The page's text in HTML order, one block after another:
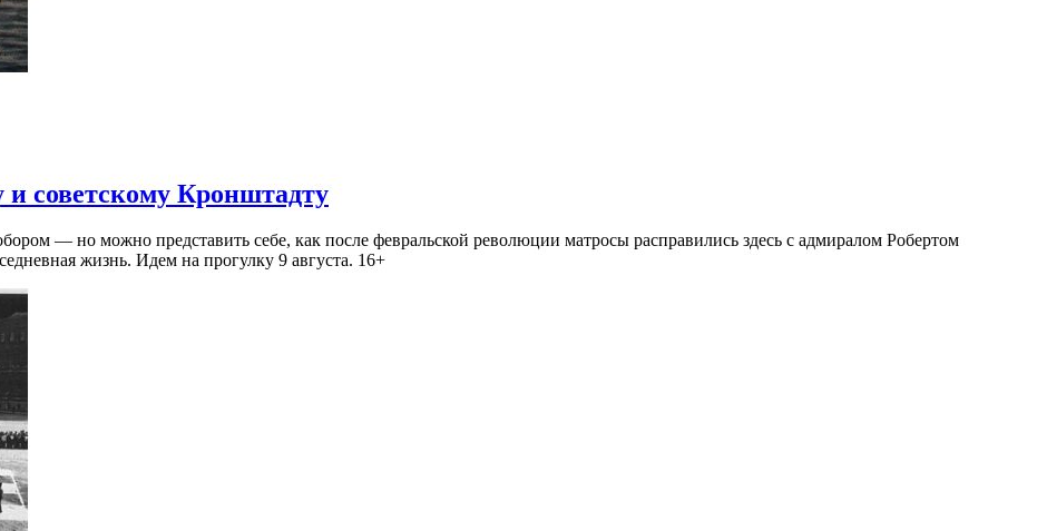
советскому Кронштадту
— но можно представить себе, как после февральской революции матросы расправились здесь с адмиралом Робертом
жизнь. Идем на прогулку 9 августа. 16+